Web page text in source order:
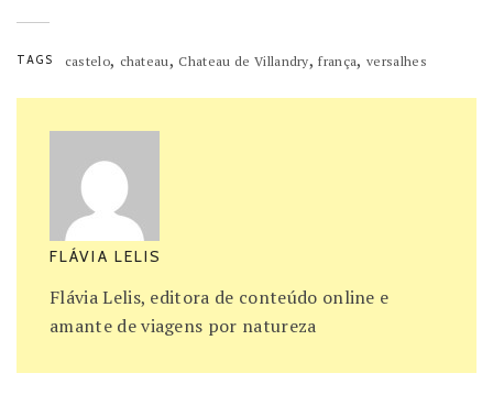
TAGS castelo, chateau, Chateau de Villandry,frança, versalhes
FLÁVIA LELIS
Flávia Lelis, editora de conteúdo online e
amante de viagens por natureza